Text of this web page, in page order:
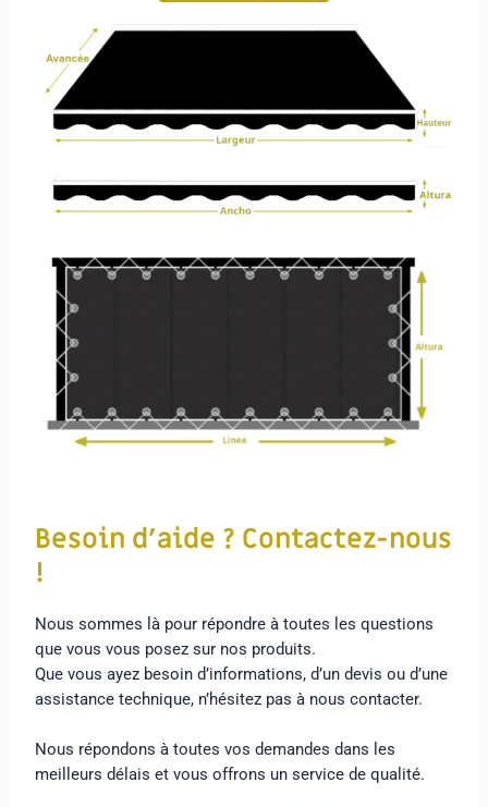
Besoin d’aide ? Contactez-nous
!
Nous sommes là pour répondre à toutes les questions
que vous vous posez sur nos produits.
Que vous ayez besoin d’informations, d’un devis ou d’une
assistance technique, n’hésitez pas à nous contacter.
Nous répondons à toutes vos demandes dans les
meilleurs délais et vous offrons un service de qualité.